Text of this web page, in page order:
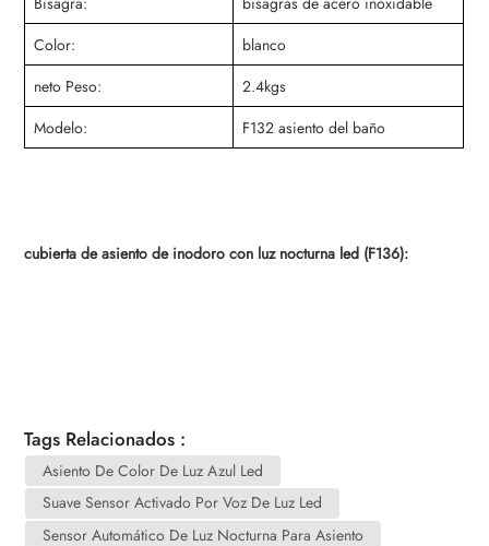
Color:
blanco
neto Peso:
2.4kgs
Modelo:
F132 asiento del baño
cubierta de asiento de inodoro con luz nocturna led (F136):
Tags Relacionados :
Asiento De Color De Luz Azul Led
Suave Sensor Activado Por Voz De Luz Led
Sensor Automático De Luz Nocturna Para Asiento